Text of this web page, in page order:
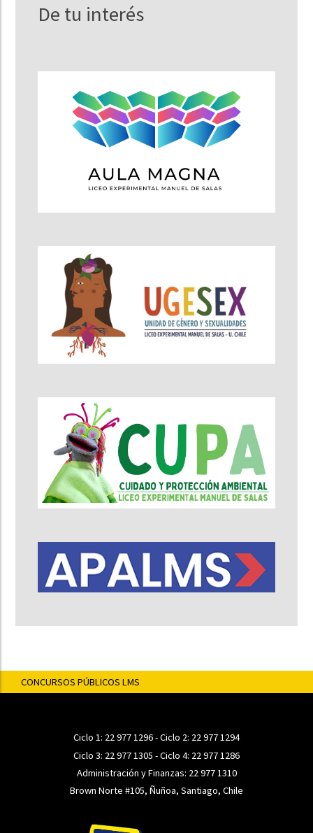
De tu interés
CONCURSOS PÚBLICOS LMS
Ciclo 1: 22 977 1296- Ciclo 2: 22 977 1294
Ciclo 3: 22 977 1305 - Ciclo 4: 22 977 1286
Administración y Finanzas: 22 977 1310
Brown Norte #105, Ñuñoa, Santiago, Chile